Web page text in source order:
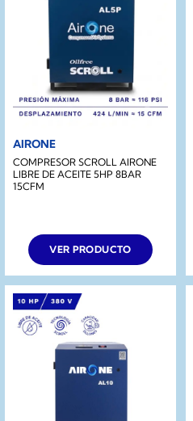
AIRONE
COMPRESOR SCROLL AIRONE
LIBRE DE ACEITE 5HP 8BAR
15CFM
VER PRODUCTO